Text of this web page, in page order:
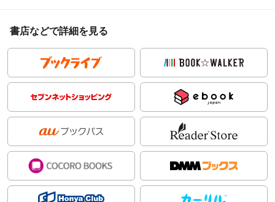
書店などで詳細を見る